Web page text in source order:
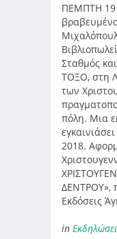
ΠΕΜΠΤΗ 19
Σταθμός
ΤΟΞΟ, στη
των
πόλη. Μια
2018.
ΔΕΝΤΡΟΥ»,
Εκδόσεις
in